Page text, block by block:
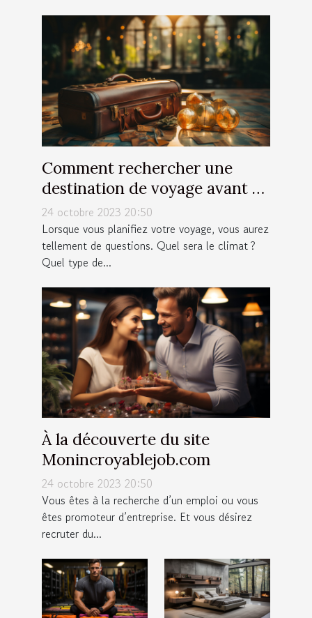
Comment rechercher une
destination de voyage avant de
partir ?
24 octobre 2023 20:50
Lorsque vous planifiez votre voyage, vous aurez
tellement de questions. Quel sera le climat ?
Quel type de...
À la découverte du site
Monincroyablejob.com
24 octobre 2023 20:50
Vous êtes à la recherche d’un emploi ou vous
êtes promoteur d’entreprise. Et vous désirez
recruter du...